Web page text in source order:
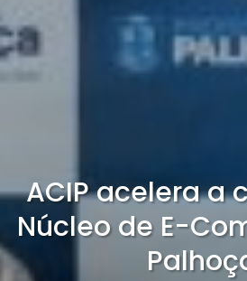
ACIP acelera a
Núcleo de E-